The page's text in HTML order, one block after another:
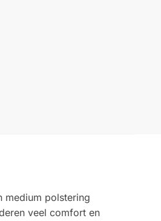
medium polstering
veel comfort en